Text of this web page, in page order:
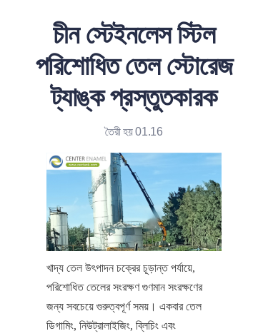
চীন স্টেইনলেস স্টিল
পরিশোধিত তেল স্টোরেজ
ট্যাঙ্ক প্রস্তুতকারক
তৈরী হয় 01.16
খাদ্য তেল উৎপাদন চক্রের চূড়ান্ত পর্যায়ে,
পরিশোধিত তেলের সংরক্ষণ গুণমান সংরক্ষণের
জন্য সবচেয়ে গুরুত্বপূর্ণ সময়। একবার তেল
ডিগামিং, নিউট্রালাইজিং, ব্লিচিং এবং
প্রকল্পের কেস
অনুরোধ উদ্ধৃতি
যোগাযোগ